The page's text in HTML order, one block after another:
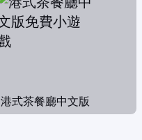
港式茶餐廳中文版